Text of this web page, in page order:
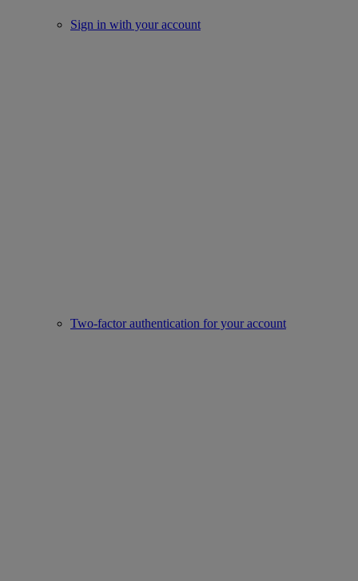
Sign in with your account
Two-factor authentication for your account